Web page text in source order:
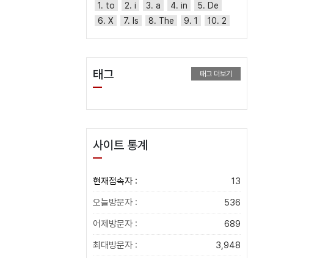
1. to 2. i 3. a 4. in
5. De
6. X
7. Is 8. The 9. 1 10. 2
태그 태그 더보기
사이트 통계
현재접속자 :
13
오늘방문자 :
536
어제방문자 :
689
최대방문자 :
3,948